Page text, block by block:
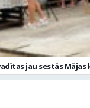
jau sestās